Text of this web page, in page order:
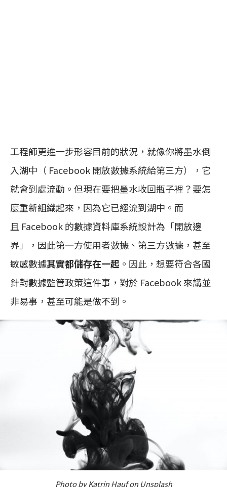
工程師更進一步形容目前的狀況，就像你將墨水倒
入湖中（ Facebook 開放數據系統給第三方），它
就會到處流動。但現在要把墨水收回瓶子裡？要怎
麼重新組織起來，因為它已經流到湖中。而
且 Facebook 的數據資料庫系統設計為「開放邊
界」，因此第一方使用者數據、第三方數據，甚至
敏感數據其實都儲存在一起 。因此，想要符合各國
針對數據監管政策這件事，對於 Facebook 來講並
非易事，甚至可能是做不到。
Photo by Katrin Hauf on Unsplash